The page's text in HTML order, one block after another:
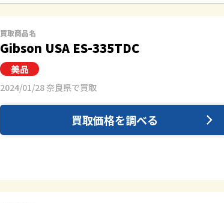
買取商品名
Gibson USA ES-335TDC
2024/01/28 奈良県で買取
買取価格を調べる